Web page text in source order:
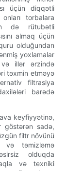
üçün diqqətli
torbalara
də rütubətli
almaq üçün
olduğundan
yoxlamalar
və illər ərzində
təxmin etməyə
filtrasiya
barədə
keyfiyyətinə,
göstərən sadə,
filtr növünü
və təmizləmə
olduqda
və texniki